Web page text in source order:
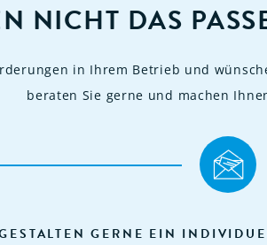
NICHT DAS
in Ihrem Betrieb und
beraten Sie gerne und machen
GERNE EIN